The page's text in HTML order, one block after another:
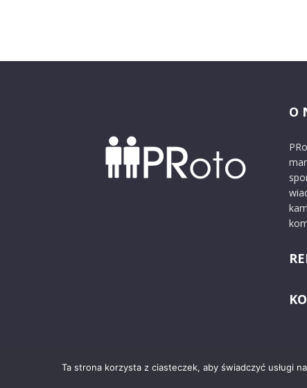
O
© 2024 PRoto.pl
Ta strona korzysta z ciasteczek, aby świadczyć usługi